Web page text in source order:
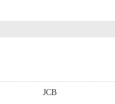
JCB